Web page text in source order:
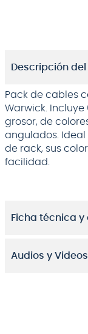
Descripción
Pack de cables
Warwick.
grosor, de
angulados.
de rack, sus
facilidad.
Ficha técnica
Audios y Videos